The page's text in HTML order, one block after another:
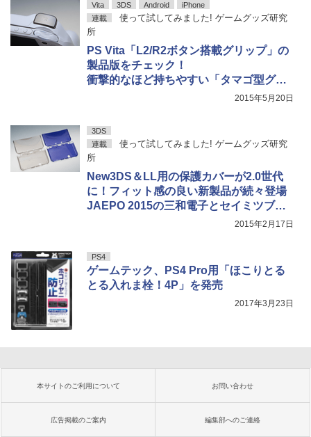
Vita 3DS Android
iPhone
連載
使って試してみました! ゲームグッズ研究
所
PS Vita「L2/R2ボタン搭載グリップ」の
製品版をチェック！
衝撃的なほど持ちやすい「タマゴ型グリ
ップ」や、「貼れるタッチペン」を試し
2015年5月20日
3DS
連載
使って試してみました! ゲームグッズ研究
所
New3DS＆LL用の保護カバーが2.0世代
に！フィット感の良い新製品が続々登場
JAEPO 2015の三和電子とセイミツブー
2015年2月17日
PS4
ゲームテック、PS4 Pro用「ほこりとる
とる入れま栓！4P」を発売
2017年3月23日
本サイトのご利用について お問い合わせ
広告掲載のご案内 編集部へのご連絡